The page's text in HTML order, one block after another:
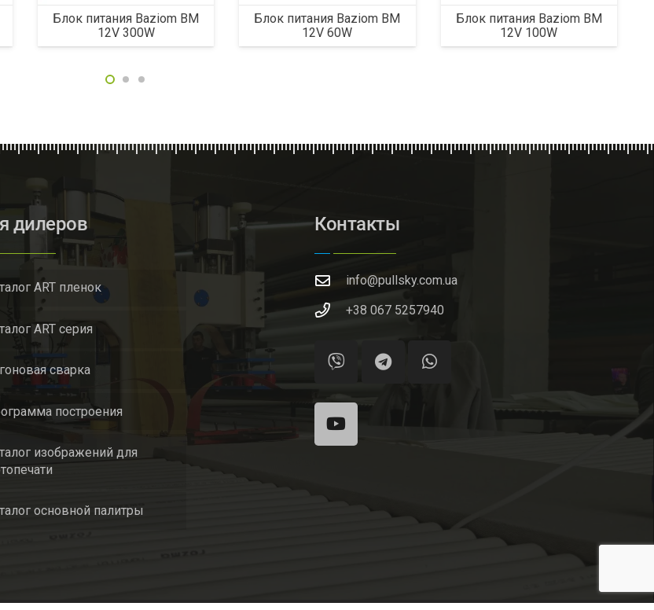
Блок питания Baziom BM
12V 300W
Блок питания Baziom BM
12V 60W
Блок питания Baziom BM
12V 100W
дилеров
ART пленок
ART серия
сварка
построения
изображений для
основной палитры
Контакты
info@pullsky.com.ua
+38 067 5257940